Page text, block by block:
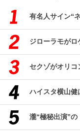
有名人サイン“
ジローラモが
セクゾがオリ
ハイスタ横山健
瀧“極秘出演”の